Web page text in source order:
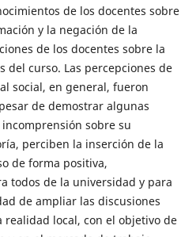
de los docentes sobre
y la negación de la
de los docentes sobre la
del curso. Las percepciones de
social, en general, fueron
de demostrar algunas
sobre su
perciben la inserción de la
de forma positiva,
todos de la universidad y para
de ampliar las discusiones
local, con el objetivo de